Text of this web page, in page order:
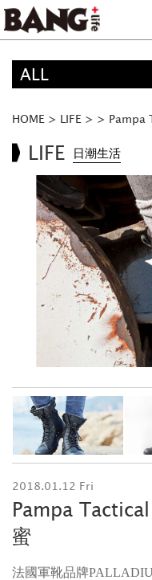
ALL
FOOD
MOVIE &
TRAVEL
MUSIC
GAME
HOME > LIFE > > Pampa
LIFE 日潮生活
2018.01.12 Fri
Pampa
蜜
法國軍靴品牌